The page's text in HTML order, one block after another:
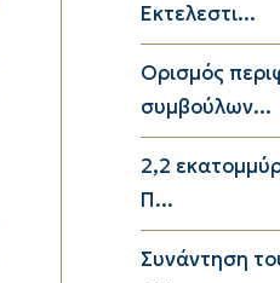
Εκτελεστι...
Ορισμός
συμβούλων...
2,2
Π...
Συνάντηση